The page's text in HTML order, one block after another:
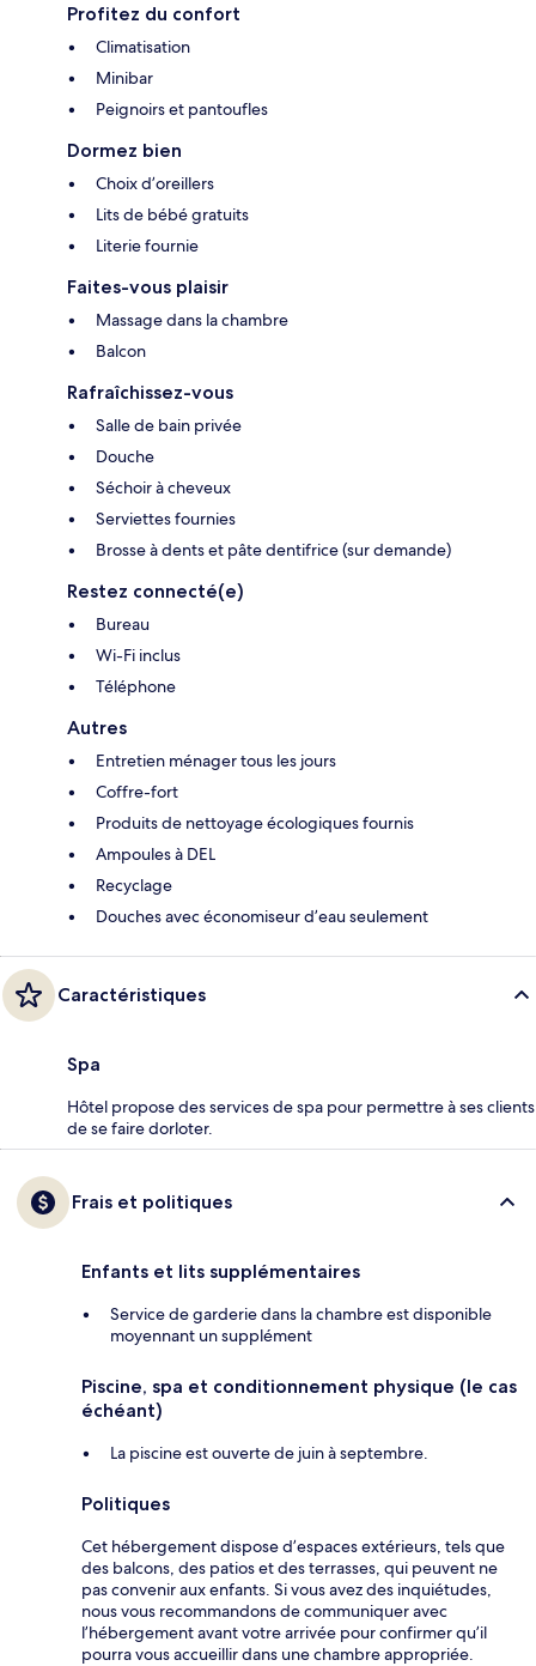
Profitez du confort
Climatisation
Minibar
Peignoirs et pantoufles
Dormez bien
Choix d’oreillers
Lits de bébé gratuits
Literie fournie
Faites-vous plaisir
Massage dans la chambre
Balcon
Rafraîchissez-vous
Salle de bain privée
Douche
Séchoir à cheveux
Serviettes fournies
Brosse à dents et pâte dentifrice (sur demande)
Restez connecté(e)
Bureau
Wi-Fi inclus
Téléphone
Autres
Entretien ménager tous les jours
Coffre-fort
Produits de nettoyage écologiques fournis
Ampoules à DEL
Recyclage
Douches avec économiseur d’eau seulement
Caractéristiques
Spa
Hôtel propose des services de spa pour permettre à ses clients
de se faire dorloter.
Frais et politiques
Enfants et lits supplémentaires
Service de garderie dans la chambre est disponible
moyennant un supplément
Piscine, spa et conditionnement physique (le cas
échéant)
La piscine est ouverte de juin à septembre.
Politiques
Cet hébergement dispose d’espaces extérieurs, tels que
des balcons, des patios et des terrasses, qui peuvent ne
pas convenir aux enfants. Si vous avez des inquiétudes,
nous vous recommandons de communiquer avec
l’hébergement avant votre arrivée pour confirmer qu’il
pourra vous accueillir dans une chambre appropriée.